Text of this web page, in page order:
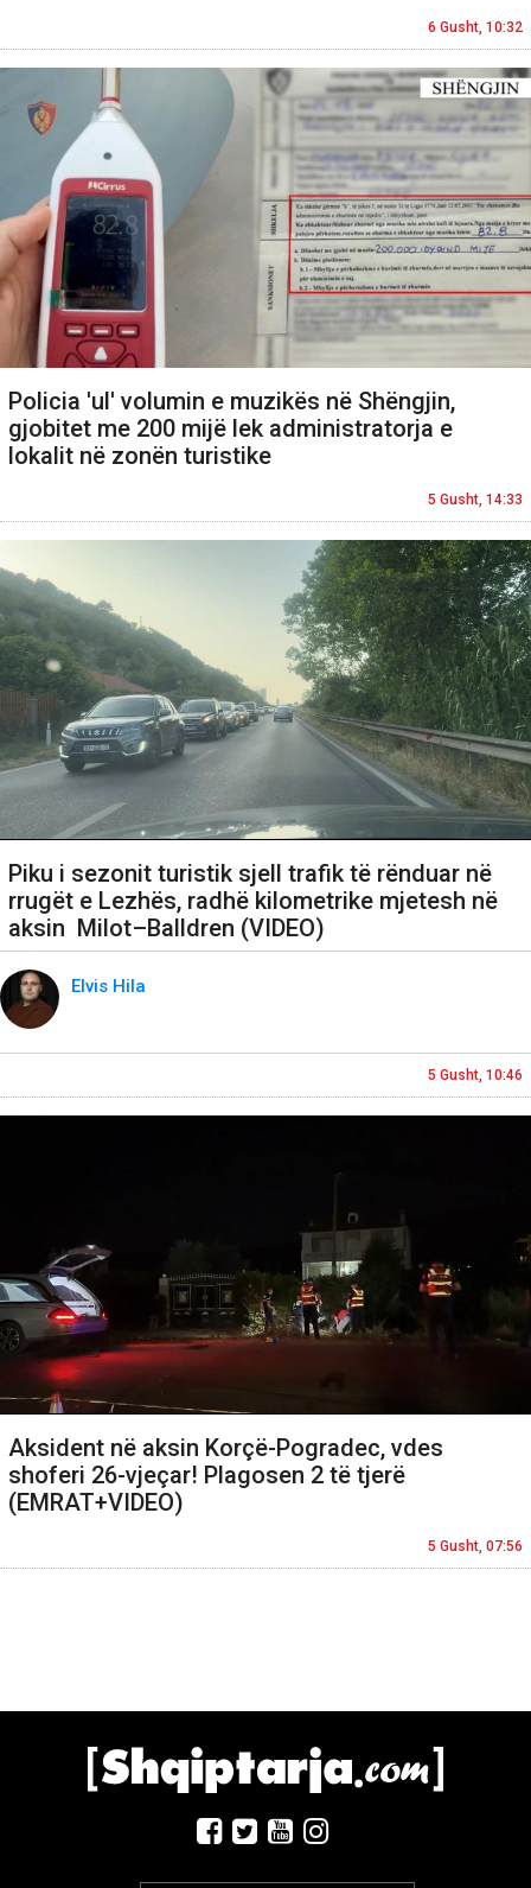
6 Gusht, 10:32
Policia 'ul' volumin e muzikës në Shëngjin,
gjobitet me 200 mijë lek administratorja e
lokalit në zonën turistike
5 Gusht, 14:33
Piku i sezonit turistik sjell trafik të rënduar në
rrugët e Lezhës, radhë kilometrike mjetesh në
aksin Milot–Balldren (VIDEO)
Elvis Hila
5 Gusht, 10:46
Aksident në aksin Korçë-Pogradec, vdes
shoferi 26-vjeçar! Plagosen 2 të tjerë
(EMRAT+VIDEO)
5 Gusht, 07:56